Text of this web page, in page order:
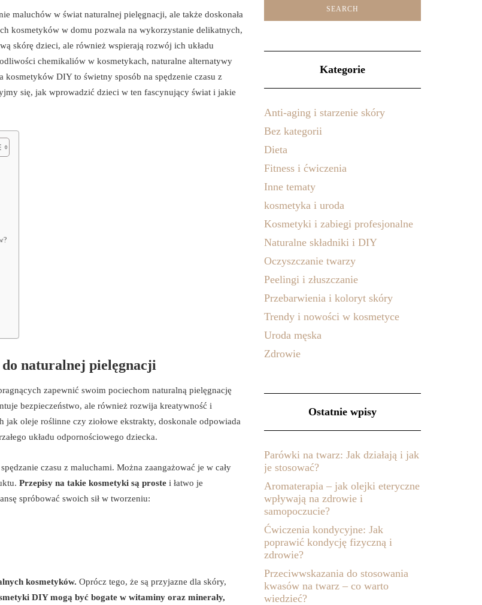
maluchów w świat naturalnej pielęgnacji, ale także doskonała
kosmetyków w domu pozwala na wykorzystanie delikatnych,
skórę dzieci, ale również wspierają rozwój ich układu
chemikaliów w kosmetykach, naturalne alternatywy
DIY to świetny sposób na spędzenie czasu z
się, jak wprowadzić dzieci w ten fascynujący świat i jakie
naturalnej pielęgnacji
zapewnić swoim pociechom naturalną pielęgnację
bezpieczeństwo, ale również rozwija kreatywność i
oleje roślinne czy ziołowe ekstrakty, doskonale odpowiada
układu odpornościowego dziecka.
czasu z maluchami. Można zaangażować je w cały
Przepisy na takie kosmetyki są proste i łatwo je
spróbować swoich sił w tworzeniu:
kosmetyków. Oprócz tego, że są przyjazne dla skóry,
DIY mogą być bogate w witaminy oraz minerały,
Kategorie
Anti-aging i starzenie skóry
Bez kategorii
Dieta
Fitness i ćwiczenia
Inne tematy
kosmetyka i uroda
Kosmetyki i zabiegi profesjonalne
Naturalne składniki i DIY
Oczyszczanie twarzy
Peelingi i złuszczanie
Przebarwienia i koloryt skóry
Trendy i nowości w kosmetyce
Uroda męska
Zdrowie
Ostatnie wpisy
Parówki na twarz: Jak działają i jak
je stosować?
Aromaterapia – jak olejki eteryczne
wpływają na zdrowie i
samopoczucie?
Ćwiczenia kondycyjne: Jak
poprawić kondycję fizyczną i
zdrowie?
Przeciwwskazania do stosowania
kwasów na twarz – co warto
wiedzieć?